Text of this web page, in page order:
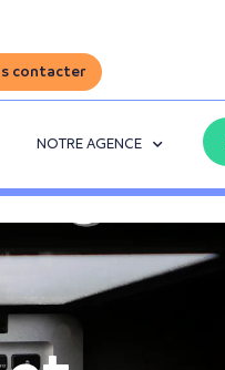
contacter
NOTRE AGENCE